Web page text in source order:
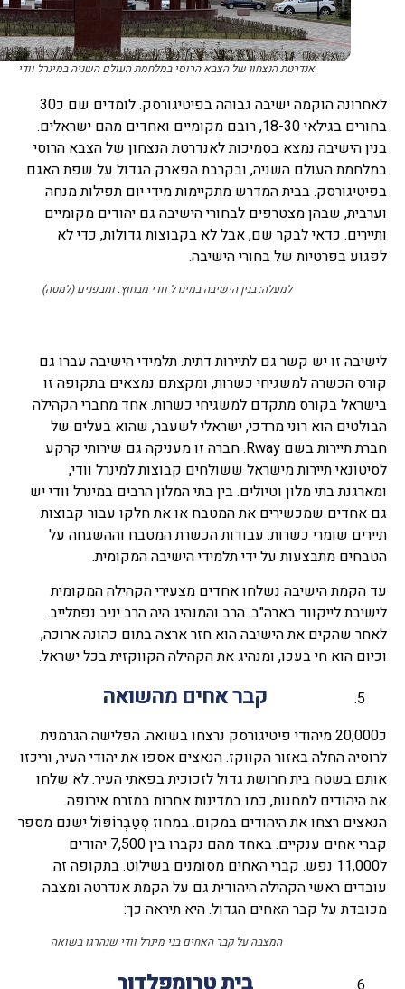
אנדרטת הנצחון של הצבא הרוסי במלחמת העולם השניה במינרל וודי
לאחרונה הוקמה ישיבה גבוהה בפיטיגורסק. לומדים שם כ30
בחורים בגילאי 18-30, רובם מקומיים ואחדים מהם ישראלים.
בנין הישיבה נמצא בסמיכות לאנדרטת הנצחון של הצבא הרוסי
במלחמת העולם השניה, ובקרבת הפארק הגדול על שפת האגם
בפיטיגורסק. בבית המדרש מתקיימות מידי יום תפילות מנחה
וערבית, שבהן מצטרפים לבחורי הישיבה גם יהודים מקומיים
ותיירים. כדאי לבקר שם, אבל לא בקבוצות גדולות, כדי לא
לפגוע בפרטיות של בחורי הישיבה.
למעלה: בנין הישיבה במינרל וודי מבחוץ. ומבפנים (למטה)
לישיבה זו יש קשר גם לתיירות דתית. תלמידי הישיבה עברו גם
קורס הכשרה למשגיחי כשרות, ומקצתם נמצאים בתקופה זו
בישראל בקורס מתקדם למשגיחי כשרות. אחד מחברי הקהילה
הבולטים הוא רוני מרדכי, ישראלי לשעבר, שהוא בעלים של
חברת תיירות בשם Rway. חברה זו מעניקה גם שירותי קרקע
לסיטונאי תיירות מישראל ששולחים קבוצות למינרל וודי,
ומארגנת בתי מלון וטיולים. בין בתי המלון הרבים במינרל וודי יש
גם אחדים שמכשירים את המטבח או את חלקו עבור קבוצות
תיירים שומרי כשרות. עבודות הכשרת המטבח וההשגחה על
הטבחים מתבצעות על ידי תלמידי הישיבה המקומית.
עד הקמת הישיבה נשלחו אחדים מצעירי הקהילה המקומית
לישיבת לייקווד בארה"ב. הרב והמנהיג היה הרב יניב נפתלייב.
לאחר שהקים את הישיבה הוא חזר ארצה בתום כהונה ארוכה,
וכיום הוא חי בעכו, ומנהיג את הקהילה הקווקזית בכל ישראל.
קבר אחים מהשואה
כ20,000 מיהודי פיטיגורסק נרצחו בשואה. הפלישה הגרמנית
לרוסיה החלה באזור הקווקז. הנאצים אספו את יהודי העיר, וריכזו
אותם בשטח בית חרושת גדול לזכוכית בפאתי העיר. לא שלחו
את היהודים למחנות, כמו במדינות אחרות במזרח אירופה.
הנאצים רצחו את היהודים במקום. במחוז סְטַבְרוֹפּוֹל ישנם מספר
קברי אחים ענקיים. באחד מהם נקברו בין 7,500 יהודים
ל11,000 נפש. קברי האחים מסומנים בשילוט. בתקופה זה
עובדים ראשי הקהילה היהודית גם על הקמת אנדרטה ומצבה
מכובדת על קבר האחים הגדול. היא תיראה כך:
המצבה על קבר האחים בני מינרל וודי שנהרגו בשואה